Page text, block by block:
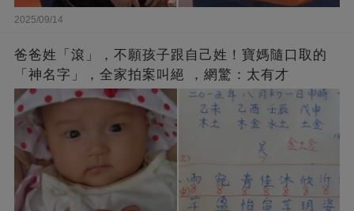
2025/09/14
爸爸姓「滾」，不願孩子跟自己姓！寶媽隨口取的
「神名字」，全家拍案叫絕 ，網驚：太有才